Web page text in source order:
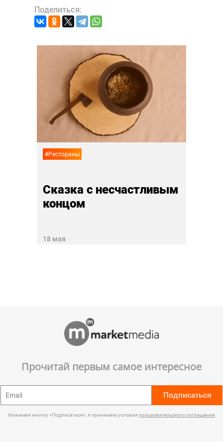
Поделиться:
#Рестораны
Сказка с несчастливым
концом
18 мая
Прочитай первым самое интересное
Подписаться
Нажимая кнопку «Подписаться», я принимаю условия пользовательского соглашения